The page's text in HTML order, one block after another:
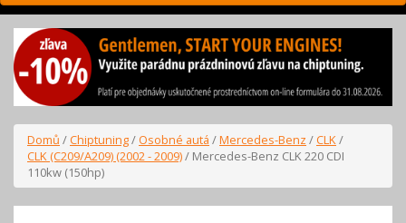
Domů /Chiptuning/ Osobné autá /Mercedes-Benz /CLK/
CLK (C209/A209) (2002 - 2009)/ Mercedes-Benz CLK 220 CDI
110kw (150hp)